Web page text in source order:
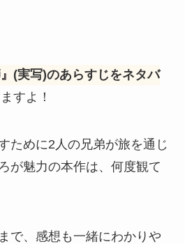
(実写)のあらすじをネタバ
すよ！
ために2人の兄弟が旅を通じ
が魅力の本作は、何度観て
で、感想も一緒にわかりや